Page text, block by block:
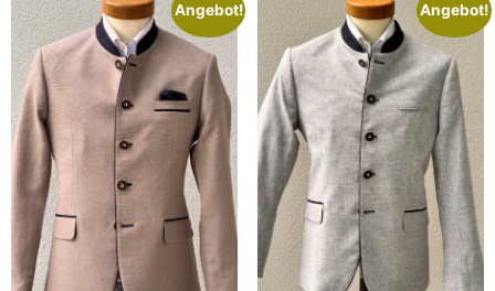
Angebot! Angebot!